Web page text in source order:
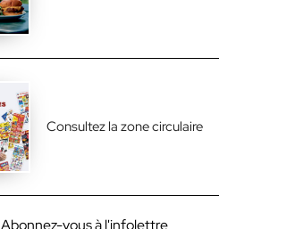
Consultez la zone circulaire
Abonnez-vous à l'infolettre